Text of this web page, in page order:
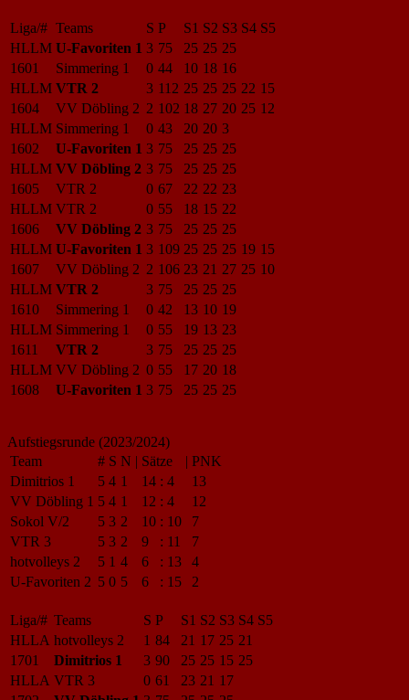
Liga/# Teams S P S1 S2 S3 S4 S5
HLLM U-Favoriten 1 3 75 25 25 25
1601
Simmering 1 0 44 10 18 16
HLLM VTR 2 3 112 25 25 25 22 15
1604
VV Döbling 2 2 102 18 27 20 25 12
HLLM Simmering 1 0 43 20 20 3
1602
U-Favoriten 1 3 75 25 25 25
HLLM VV Döbling 2 3 75 25 25 25
1605
VTR 2 0 67 22 22 23
HLLM VTR 2 0 55 18 15 22
1606
VV Döbling 2 3 75 25 25 25
HLLM U-Favoriten 1 3 109 25 25 25 19 15
1607
VV Döbling 2 2 106 23 21 27 25 10
HLLM VTR 2 3 75 25 25 25
1610
Simmering 1 0 42 13 10 19
HLLM Simmering 1 0 55 19 13 23
1611
VTR 2 3 75 25 25 25
HLLM VV Döbling 2 0 55 17 20 18
1608
U-Favoriten 1 3 75 25 25 25
Aufstiegsrunde (2023/2024)
Team
# S N | Sätze | PNK
Dimitrios 1
5 4 1 14 : 4
13
VV Döbling 1 5 4 1 12 : 4
12
Sokol V/2
5 3 2 10 : 10
7
VTR 3
5 3 2 9 : 11
7
hotvolleys 2
5 1 4 6 : 13
4
U-Favoriten 2 5 0 5 6 : 15 2
Liga/# Teams S P S1 S2 S3 S4 S5
HLLA hotvolleys 2 1 84 21 17 25 21
1701
Dimitrios 1 3 90 25 25 15 25
HLLA VTR 3 0 61 23 21 17